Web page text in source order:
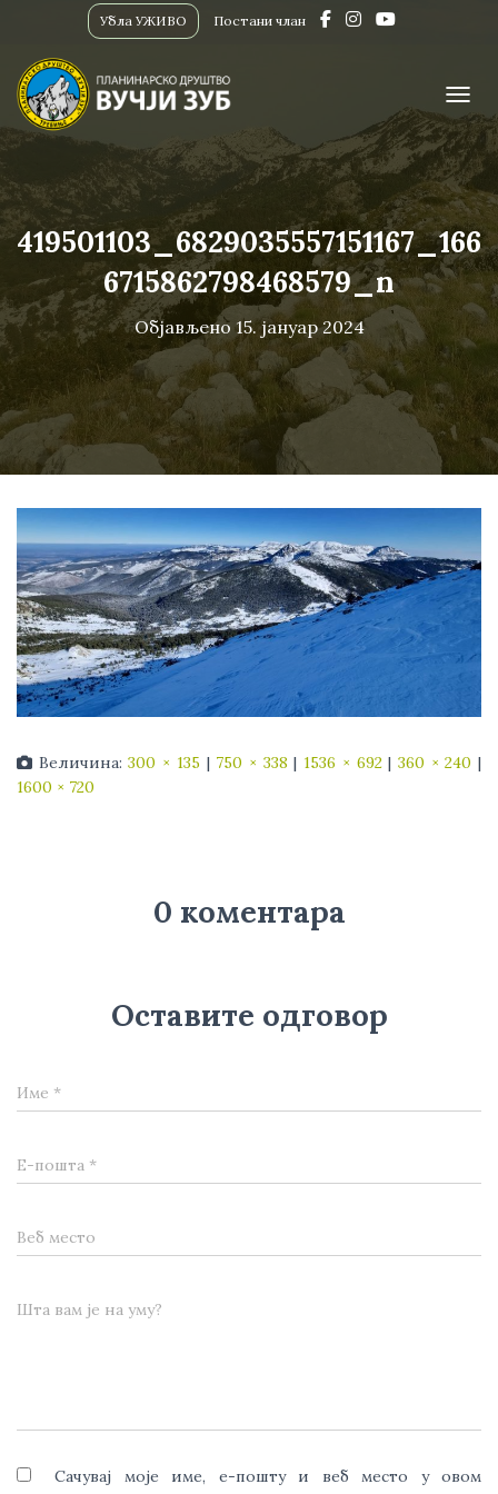
Убла УЖИВО Постани члан
419501103_6829035557151167_166
6715862798468579_n
Објављено 15. јануар 2024
Величина:300 × 135 | 750 × 338 | 1536 × 692 | 360 × 240 |
1600 × 720
0 коментара
Оставите одговор
Име *
Е-пошта *
Веб место
Шта вам је на уму?
Сачувај моје име, е-пошту и веб место у овом